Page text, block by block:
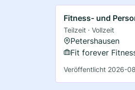
Fitness- und
Teilzeit · Vollzeit
Petershausen
Fit forever
Veröffentlicht 2026-